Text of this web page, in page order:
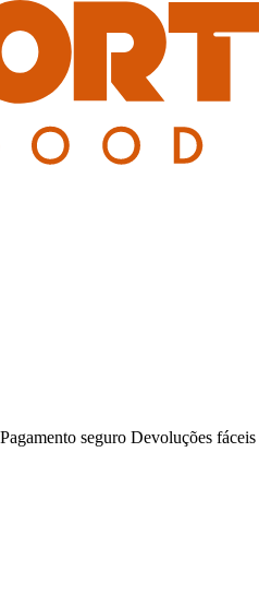
Pagamento seguro Devoluções fáceis